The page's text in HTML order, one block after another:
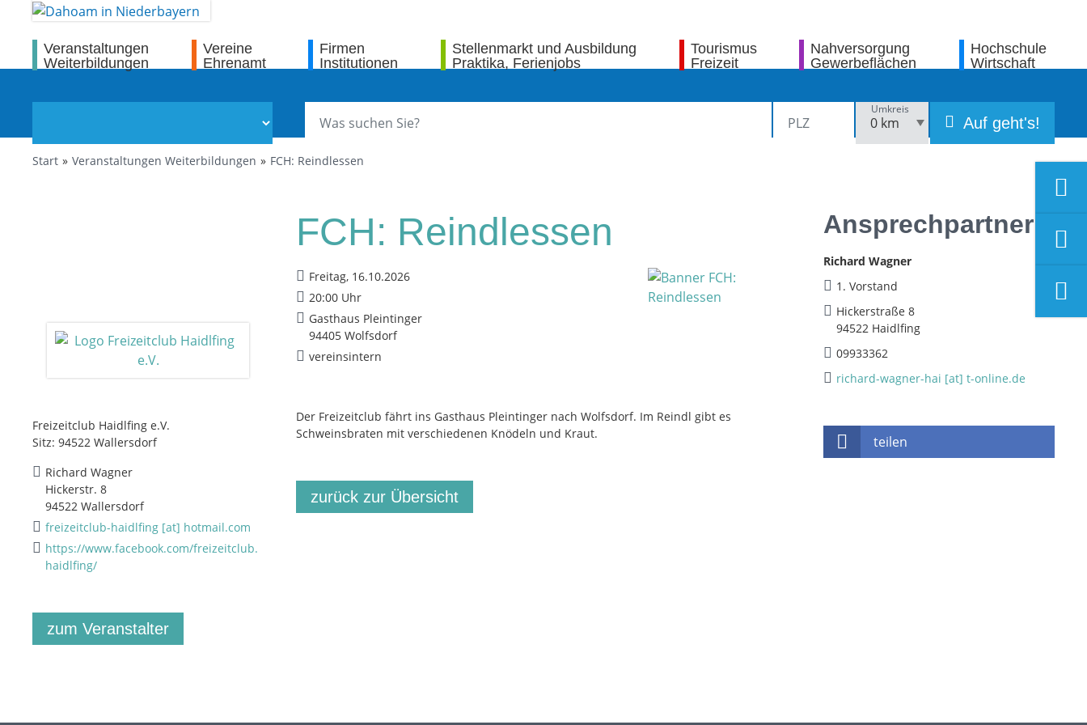
Veranstaltungen
Weiterbildungen
Vereine
Ehrenamt
Firmen
Institutionen
Stellenmarkt und Ausbildung
Praktika, Ferienjobs
Tourismus
Freizeit
Nahversorgung
Gewerbeflächen
Hochschule
Wirtschaft
Umkreis
Auf geht's!
Start Veranstaltungen Weiterbildungen FCH: Reindlessen
Freizeitclub Haidlfing e.V.
Sitz: 94522 Wallersdorf
Richard Wagner
Hickerstr. 8
94522 Wallersdorf
freizeitclub-haidlfing [at] hotmail.com
https://www.facebook.com/freizeitclub.
haidlfing/
zum Veranstalter
FCH: Reindlessen
Freitag, 16.10.2026
20:00 Uhr
Gasthaus Pleintinger
94405 Wolfsdorf
vereinsintern
Der Freizeitclub fährt ins Gasthaus Pleintinger nach Wolfsdorf. Im Reindl gibt es
Schweinsbraten mit verschiedenen Knödeln und Kraut.
zurück zur Übersicht
Ansprechpartner
Richard Wagner
1. Vorstand
Hickerstraße 8
94522 Haidlfing
09933362
richard-wagner-hai [at] t-online.de
teilen